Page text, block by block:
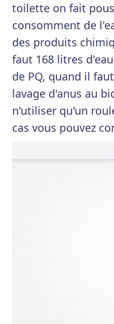
toilette on fait
consomment de
des produits
faut 168 litres
de PQ, quand il
lavage d'anus au
n'utiliser qu'un
cas vous pouvez